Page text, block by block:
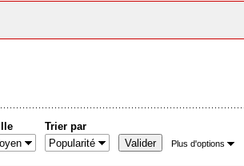
Trier par
Plus d'options